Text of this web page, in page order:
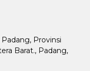
Provinsi
Barat., Padang,